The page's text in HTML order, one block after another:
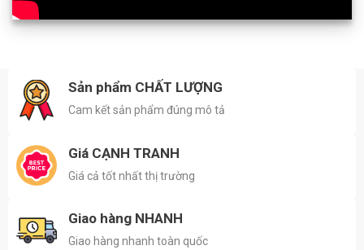
Sản phẩm CHẤT LƯỢNG
Cam kết sản phẩm đúng mô tả
Giá CẠNH TRANH
Giá cả tốt nhất thị trường
Giao hàng NHANH
Giao hàng nhanh toàn quốc